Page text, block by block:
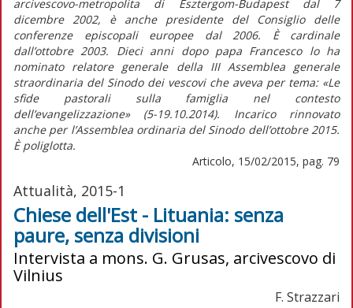
arcivescovo-metropolita di Esztergom-Budapest dal 7
dicembre 2002, è anche presidente del Consiglio delle
conferenze episcopali europee dal 2006. È cardinale
dall’ottobre 2003. Dieci anni dopo papa Francesco lo ha
nominato relatore generale della III Assemblea generale
straordinaria del Sinodo dei vescovi che aveva per tema: «Le
sfide pastorali sulla famiglia nel contesto
dell’evangelizzazione» (5-19.10.2014). Incarico rinnovato
anche per l’Assemblea ordinaria del Sinodo dell’ottobre 2015.
È poliglotta.
Articolo, 15/02/2015, pag. 79
Attualità, 2015-1
Chiese dell'Est - Lituania: senza
paure, senza divisioni
Intervista a mons. G. Grusas, arcivescovo di
Vilnius
F. Strazzari